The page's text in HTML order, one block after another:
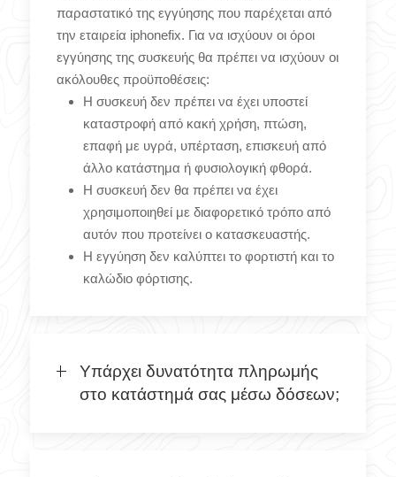
παραστατικό της εγγύησης που παρέχεται από
την εταιρεία iphonefix. Για να ισχύουν οι όροι
εγγύησης της συσκευής θα πρέπει να ισχύουν οι
ακόλουθες προϋποθέσεις:
Η συσκευή δεν πρέπει να έχει υποστεί
καταστροφή από κακή χρήση, πτώση,
επαφή με υγρά, υπέρταση, επισκευή από
άλλο κατάστημα ή φυσιολογική φθορά.
Η συσκευή δεν θα πρέπει να έχει
χρησιμοποιηθεί με διαφορετικό τρόπο από
αυτόν που προτείνει ο κατασκευαστής.
Η εγγύηση δεν καλύπτει το φορτιστή και το
καλώδιο φόρτισης.
Υπάρχει δυνατότητα πληρωμής
στο κατάστημά σας μέσω δόσεων;